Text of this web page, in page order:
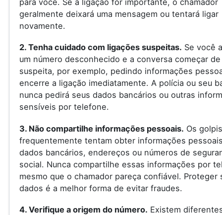
para você. Se a ligação for importante, o chamador
geralmente deixará uma mensagem ou tentará ligar
novamente.
2. Tenha cuidado com ligações suspeitas. Se você
um número desconhecido e a conversa começar
suspeita, por exemplo, pedindo informações
encerre a ligação imediatamente. A polícia ou seu
nunca pedirá seus dados bancários ou outras
sensíveis por telefone.
3. Não compartilhe informações pessoais. Os
frequentemente tentam obter informações
dados bancários, endereços ou números de
social. Nunca compartilhe essas informações por
mesmo que o chamador pareça confiável. Proteger
dados é a melhor forma de evitar fraudes.
4. Verifique a origem do número. Existem